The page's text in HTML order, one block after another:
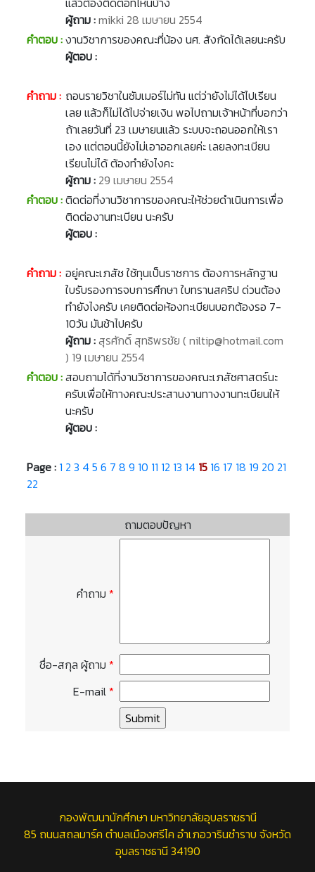
ผู้ถาม :mikki 28 เมษายน 2554
คำตอบ :งานวิชาการของคณะที่น้อง นศ. สังกัดได้เลยนะครับ
ผู้ตอบ :
คำถาม : ถอนรายวิชาในซัมเมอร์ไม่ทัน แต่ว่ายังไม่ได้ไปเรียน
เลย แล้วก็ไม่ได้ไปจ่ายเงิน พอไปถามเจ้าหน้าที่บอกว่า
ถ้าเลยวันที่ 23 เมษายนแล้ว ระบบจะถอนออกให้เรา
เอง แต่ตอนนี้ยังไม่เอาออกเลยค่ะ เลยลงทะเบียน
เรียนไม่ได้ ต้องทำยังไงคะ
ผู้ถาม : 29 เมษายน 2554
คำตอบ :ติดต่อที่งานวิชาการของคณะให้ช่วยดำเนินการเพื่อ
ติดต่องานทะเบียน นะครับ
ผู้ตอบ :
คำถาม : อยู่คณะเภสัช ใช้ทุนเป็นราชการ ต้องการหลักฐาน
ใบรับรองการจบการศึกษา ใบทรานสคริป ด่วนต้อง
ทำยังไงครับ เคยติดต่อห้องทะเบียนบอกต้องรอ 7-
10วัน มันช้าไปครับ
ผู้ถาม :สุรศักดิ์ สุทธิพรชัย ( niltip@hotmail.com
) 19 เมษายน 2554
คำตอบ :สอบถามได้ที่งานวิชาการของคณะเภสัชศาสตร์นะ
ครับเพื่อให้ทางคณะประสานงานทางงานทะเบียนให้
นะครับ
ผู้ตอบ :
Page : 1 2 3 4 5 6 7 8 9 10 11 12 13 14 15 16 17 18 19 20 21
22
ถามตอบปัญหา
คำถาม *
ชื่อ-สกุล ผู้ถาม *
E-mail*
กองพัฒนานักศึกษา มหาวิทยาลัยอุบลราชธานี
85 ถนนสถลมาร์ค ตำบลเมืองศรีไค อำเภอวารินชำราบ จังหวัด
อุบลราชธานี 34190